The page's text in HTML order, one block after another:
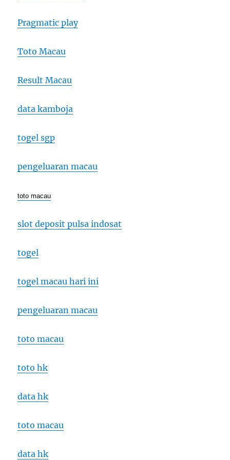
Pragmatic play
Toto Macau
Result Macau
data kamboja
togel sgp
pengeluaran macau
toto macau
slot deposit pulsa indosat
togel
togel macau hari ini
pengeluaran macau
toto macau
toto hk
data hk
toto macau
data hk